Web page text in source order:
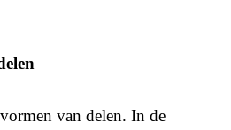
van delen. In de